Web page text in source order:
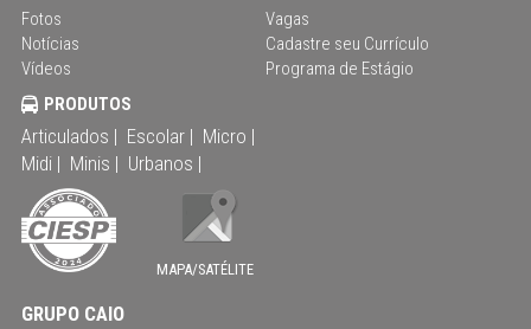
Fotos
Notícias
Vídeos
Vagas
Cadastre seu Currículo
Programa de Estágio
PRODUTOS
Articulados | Escolar | Micro |
Midi | Minis | Urbanos |
MAPA/SATÉLITE
GRUPO CAIO